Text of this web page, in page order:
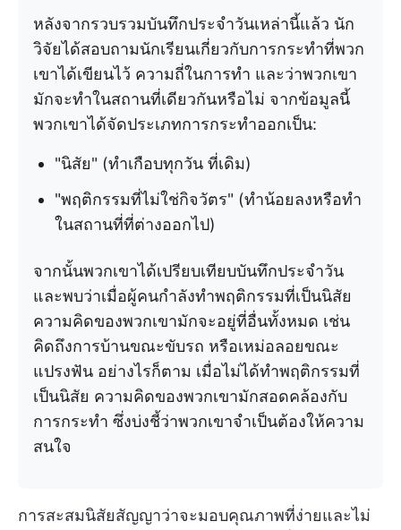
หลังจากรวบรวมบันทึกประจำวันเหล่านี้แล้ว นัก
วิจัยได้สอบถามนักเรียนเกี่ยวกับการกระทำที่พวก
เขาได้เขียนไว้ ความถี่ในการทำ และว่าพวกเขา
มักจะทำในสถานที่เดียวกันหรือไม่ จากข้อมูลนี้
พวกเขาได้จัดประเภทการกระทำออกเป็น:
"นิสัย" (ทำเกือบทุกวัน ที่เดิม)
"พฤติกรรมที่ไม่ใช่กิจวัตร" (ทำน้อยลงหรือทำ
ในสถานที่ที่ต่างออกไป)
จากนั้นพวกเขาได้เปรียบเทียบบันทึกประจำวัน
และพบว่าเมื่อผู้คนกำลังทำพฤติกรรมที่เป็นนิสัย
ความคิดของพวกเขามักจะอยู่ที่อื่นทั้งหมด เช่น
คิดถึงการบ้านขณะขับรถ หรือเหม่อลอยขณะ
แปรงฟัน อย่างไรก็ตาม เมื่อไม่ได้ทำพฤติกรรมที่
เป็นนิสัย ความคิดของพวกเขามักสอดคล้องกับ
การกระทำ ซึ่งบ่งชี้ว่าพวกเขาจำเป็นต้องให้ความ
สนใจ
การสะสมนิสัยสัญญาว่าจะมอบคุณภาพที่ง่ายและไม่